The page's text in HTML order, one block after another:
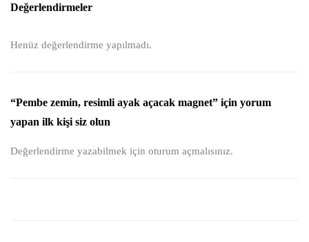
Değerlendirmeler
Henüz değerlendirme yapılmadı.
“Pembe zemin, resimli ayak açacak magnet” için yorum
yapan ilk kişi siz olun
Değerlendirme yazabilmek için oturum açmalısınız.